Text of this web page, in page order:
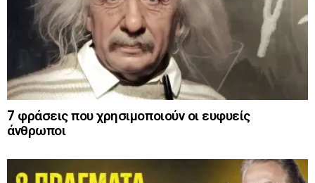
7 φράσεις που χρησιμοποιούν οι ευφυείς
άνθρωποι